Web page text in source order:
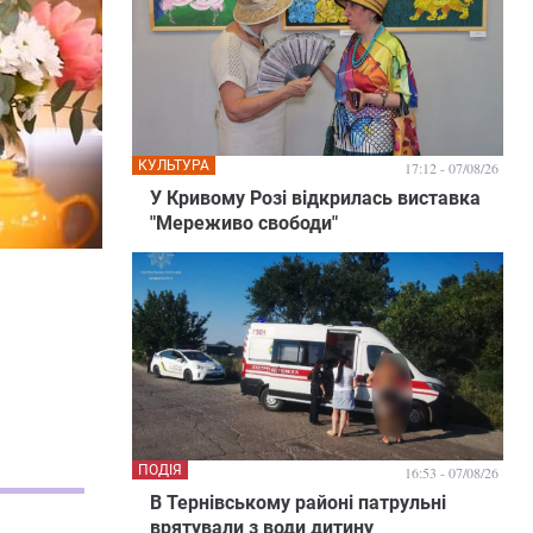
У Кривому Розі відкрилась виставка
"Мереживо свободи"
КУЛЬТУРА 17:12 - 07/08/26
В Тернівському районі патрульні
врятували з води дитину
ПОДІЯ 16:53 - 07/08/26